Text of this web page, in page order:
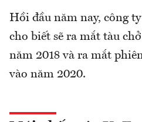
Hồi đầu năm nay, công
cho biết sẽ ra mắt tàu
năm 2018 và ra mắt
vào năm 2020.